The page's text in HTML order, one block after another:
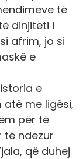
të
dinjiteti i
afrim, jo si
e
e
atë me ligësi,
për të
të ndezur
që duhej